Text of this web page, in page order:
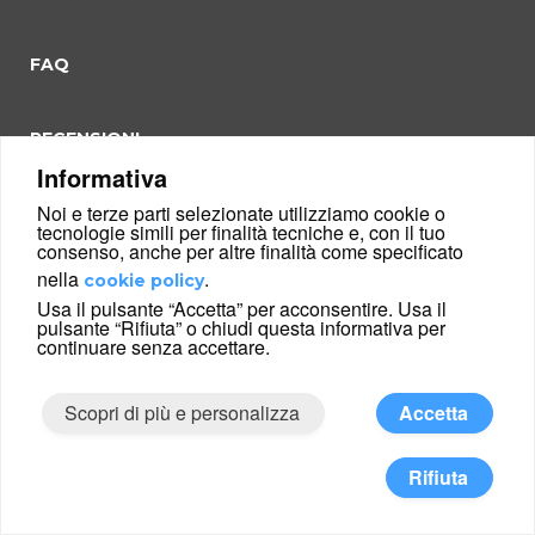
Informativa
Noi e terze parti selezionate utilizziamo cookie o
tecnologie simili per finalità tecniche e, con il tuo
consenso, anche per altre finalità come specificato
nella cookie policy.
Usa il pulsante “Accetta” per acconsentire. Usa il
pulsante “Rifiuta” o chiudi questa informativa per
continuare senza accettare.
Scopri di più e personalizza Accetta
Rifiuta
FAQ
RECENSIONI
Negozio ottica online
Chiedi al nostro ottico
Cerca per misura
News ottica